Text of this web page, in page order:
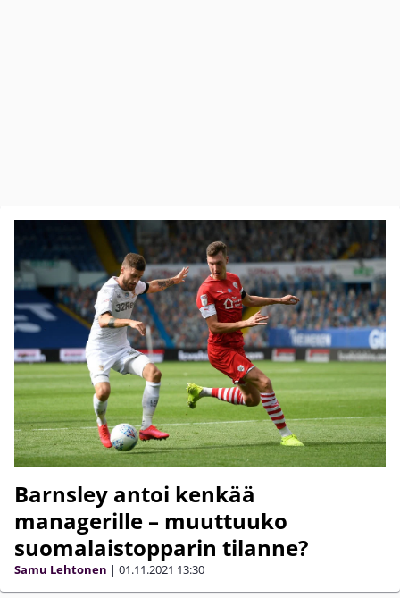
Barnsley antoi kenkää
managerille – muuttuuko
suomalaistopparin tilanne?
Samu Lehtonen | 01.11.2021 13:30